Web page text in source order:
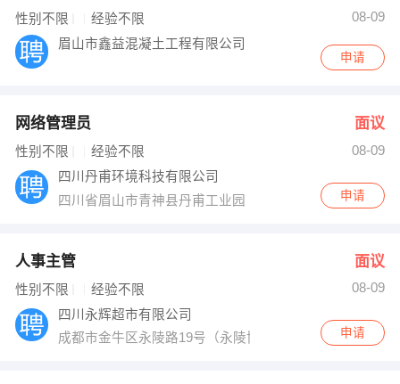
性别不限 经验不限
08-09
眉山市鑫益混凝土工程有限公司
申请
网络管理员 面议
性别不限 经验不限
08-09
四川丹甫环境科技有限公司
四川省眉山市青神县丹甫工业园
申请
人事主管 面议
性别不限 经验不限
08-09
四川永辉超市有限公司
成都市金牛区永陵路19号（永陵博物馆对面）
申请